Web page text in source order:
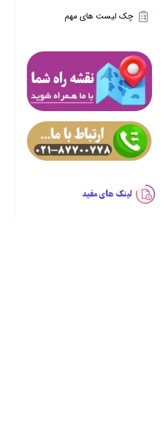
چک لیست های مهم
لینک های مفید